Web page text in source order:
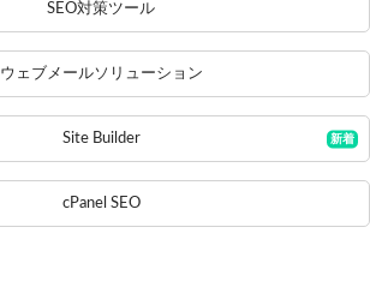
SEO対策ツール
ウェブメールソリューション
Site Builder
cPanel SEO